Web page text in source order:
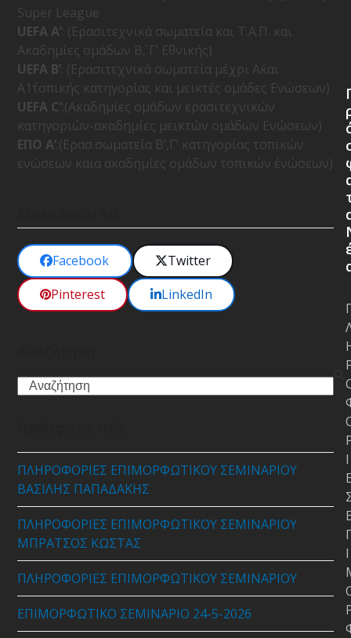
Super League
UEFA A’: (Ερασιτεχνικά σωματεία και Τ.Α.Π. και
Ακαδημίες ομάδων Β΄, Γ’ Εθνικής)
UEFA B’: (Ερασιτεχνικά σωματεία μέχρι Α΄και
A1΄τοπικής κατηγορίας και μεικτές ομάδες Ενώσεων)
UEFA C’:(Ακαδημίες ομάδων ερασιτεχνικών
κατηγοριών-ακαδημίες μεικτών ομάδων Ενώσεων)
ΕΠΟ Α’:(Ερασ.σωματεία Β’,Γ’ κατηγορίας τοπικών
ενώσεων καια ακαδημίες ομάδων τοπικών ένώσεων)
Facebook
Twitter
Pinterest
LinkedIn
Search
ΠΛΗΡΟΦΟΡΙΕΣ ΕΠΙΜΟΡΦΩΤΙΚΟΥ ΣΕΜΙΝΑΡΙΟΥ
ΒΑΣΙΛΗΣ ΠΑΠΑΔΑΚΗΣ
ΠΛΗΡΟΦΟΡΙΕΣ ΕΠΙΜΟΡΦΩΤΙΚΟΥ ΣΕΜΙΝΑΡΙΟΥ
ΜΠΡΑΤΣΟΣ ΚΩΣΤΑΣ
ΠΛΗΡΟΦΟΡΙΕΣ ΕΠΙΜΟΡΦΩΤΙΚΟΥ ΣΕΜΙΝΑΡΙΟΥ
ΕΠΙΜΟΡΦΩΤΙΚΟ ΣΕΜΙΝΑΡΙΟ 24-5-2026
Ι
Ι